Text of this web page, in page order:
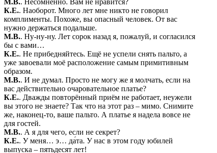
К.Е.. Наоборот. Много лет мне никто не говорил
комплименты. Похоже, вы опасный человек. От вас
нужно держаться подальше.
М.В.. Ну-ну-ну. Лет сорок назад я, пожалуй, и согласился
бы с вами…
К.Е.. Не прибедняйтесь. Ещё не успели снять пальто, а
уже завоевали моё расположение самым примитивным
образом.
М.В.. И не думал. Просто не могу же я молчать, если на
вас действительно очаровательное платье?
К.Е.. Дважды повторённый приём не работает, неужели
вы этого не знаете? Так что на этот раз – мимо. Снимите
же, наконец-то, ваше пальто. А платье я надела вовсе не
для гостей.
М.В.. А я для чего, если не секрет?
К.Е.. У меня… э… да́та. У нас в этом году юбилей
выпуска – пятьдесят лет!